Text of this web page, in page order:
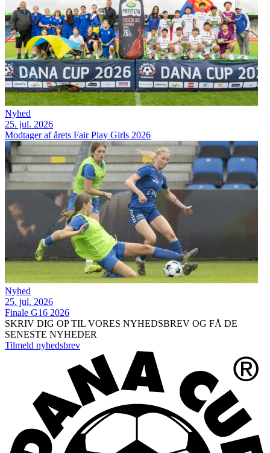
Nyhed
25. jul. 2026
Modtager af årets Fair Play Girls 2026
Nyhed
25. jul. 2026
Finale G16 2026
SKRIV DIG OP TIL VORES NYHEDSBREV OG FÅ DE
SENESTE NYHEDER
Tilmeld nyhedsbrev